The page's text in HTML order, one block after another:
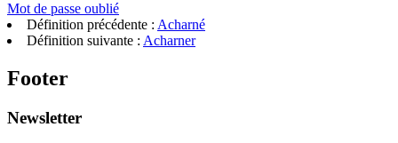
Mot de passe oublié
Définition précédente : Acharné
Définition suivante : Acharner
Footer
Newsletter